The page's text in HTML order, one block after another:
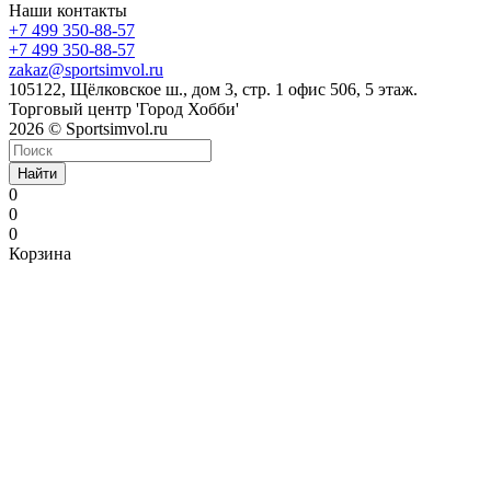
Наши контакты
+7 499 350-88-57
+7 499 350-88-57
zakaz@sportsimvol.ru
105122, Щёлковское ш., дом 3, стр. 1 офис 506, 5 этаж.
Торговый центр 'Город Хобби'
2026 © Sportsimvol.ru
Найти
0
0
0
Корзина